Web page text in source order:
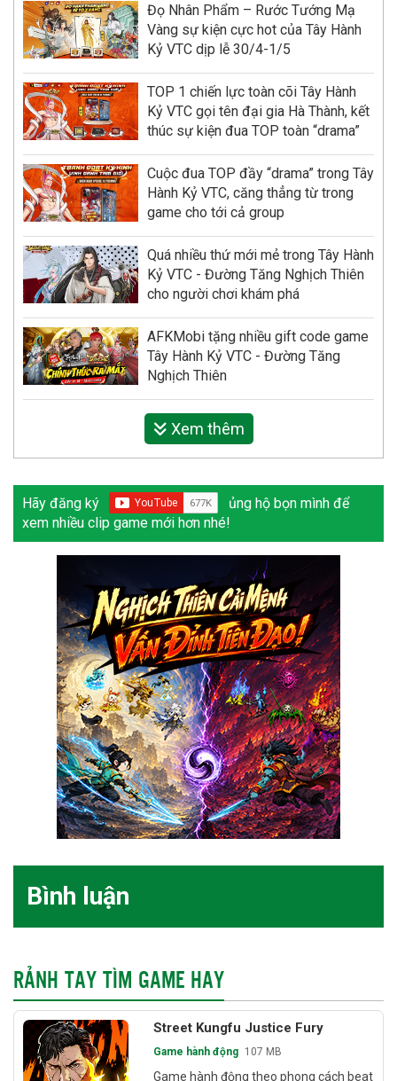
Đọ Nhân Phẩm – Rước Tướng Mạ
Vàng sự kiện cực hot của Tây Hành
Kỷ VTC dịp lễ 30/4-1/5
TOP 1 chiến lực toàn cõi Tây Hành
Kỷ VTC gọi tên đại gia Hà Thành, kết
thúc sự kiện đua TOP toàn “drama”
Cuộc đua TOP đầy “drama” trong Tây
Hành Kỷ VTC, căng thẳng từ trong
game cho tới cả group
Quá nhiều thứ mới mẻ trong Tây Hành
Kỷ VTC - Đường Tăng Nghịch Thiên
cho người chơi khám phá
AFKMobi tặng nhiều gift code game
Tây Hành Kỷ VTC - Đường Tăng
Nghịch Thiên
Xem thêm
Hãy đăng ký
ủng hộ bọn mình để
xem nhiều clip game mới hơn nhé!
Bình luận
RẢNH TAY TÌM GAME HAY
Street Kungfu Justice Fury
Game hành động 107 MB
Game hành động theo phong cách beat